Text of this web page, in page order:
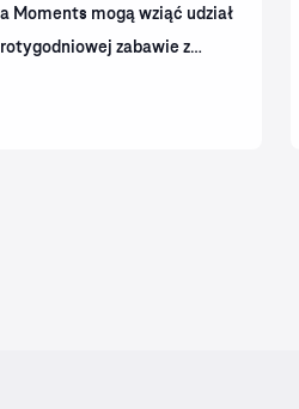
Moments mogą wziąć udział
zabawie z
do odkrywania